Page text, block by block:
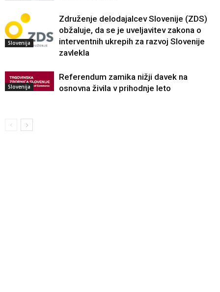
Slovenija
Združenje delodajalcev Slovenije (ZDS)
obžaluje, da se je uveljavitev zakona o
interventnih ukrepih za razvoj Slovenije
zavlekla
Slovenija
Referendum zamika nižji davek na
osnovna živila v prihodnje leto